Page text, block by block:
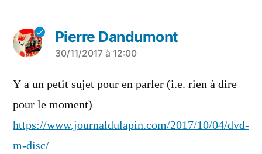
Pierre Dandumont
a
dit :
30/11/2017 à 12:00
Y a un petit sujet pour en parler (i.e. rien à dire
pour le moment)
https://www.journaldulapin.com/2017/10/04/dvd-
m-disc/